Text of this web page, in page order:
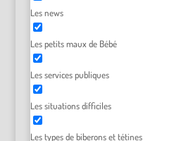
Les news
Les petits maux de Bébé
Les services publiques
Les situations difficiles
Les types de biberons et tétines